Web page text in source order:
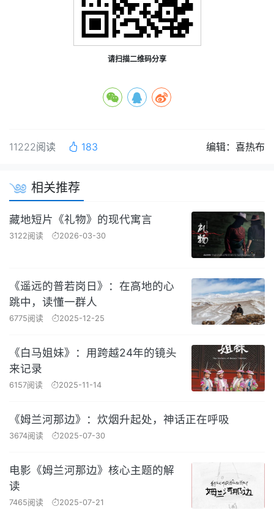
请扫描二维码分享
11222阅读 183 编辑：喜热布
相关推荐
藏地短片《礼物》的现代寓言
3122阅读 2026-03-30
《遥远的普若岗日》：在高地的心
跳中，读懂一群人
6775阅读 2025-12-25
《白马姐妹》：用跨越24年的镜头
来记录
6157阅读 2025-11-14
《姆兰河那边》：炊烟升起处，神话正在呼吸
3674阅读 2025-07-30
电影《姆兰河那边》核心主题的解
读
7465阅读 2025-07-21